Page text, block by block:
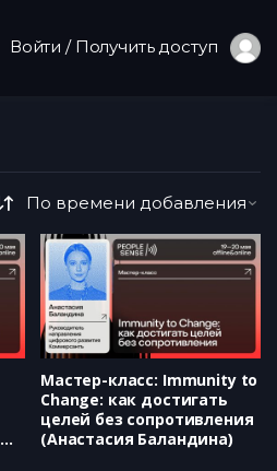
Войти / Получить доступ
Мастер-класс: Immunity to
Сhange: как достигать
целей без сопротивления
(Анастасия Баландина)